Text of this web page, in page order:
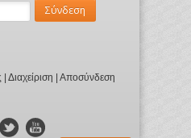
Διαχείριση Αποσύνδεση